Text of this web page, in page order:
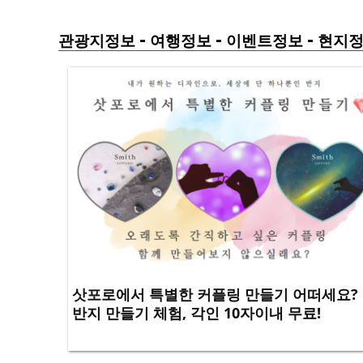
관광지정보 - 여행정보 - 이벤트정보 - 현지
삿포로에서 특별한 커플링 만들기 어떠세요?
반지 만들기 체험, 각인 10자이내 무료!